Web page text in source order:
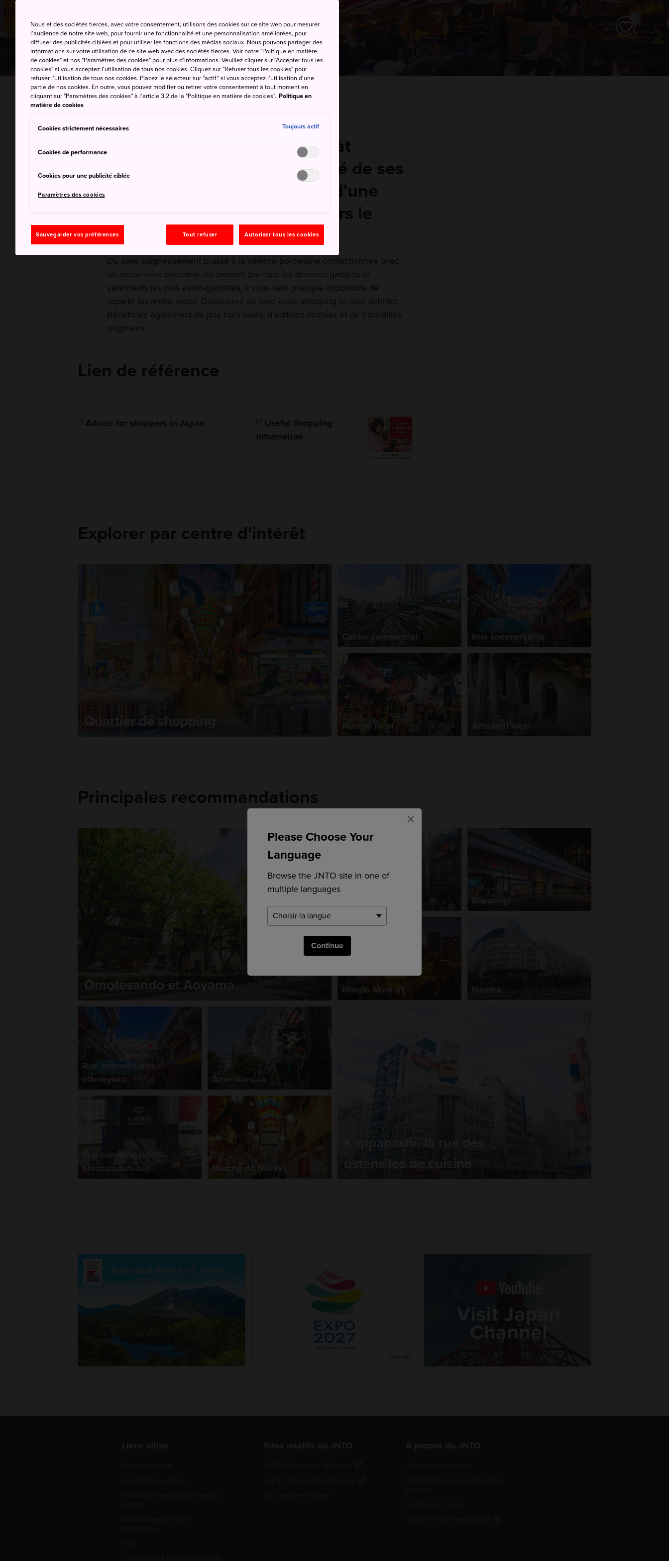
Please Choose Your
Language
Browse the JNTO site in one of
multiple languages
Continue
×
ACCUEIL À faire Shopping
La longue tradition d'artisanat
japonaise et la grande qualité de ses
produits leur a valu de jouir d'une
excellente réputation à travers le
monde
Du saké soigneusement brassé à la célèbre porcelaine confectionnée avec
un savoir-faire ancestral, en passant par tous les derniers gadgets et
vêtements les plus avant-gardistes, il vous sera presque impossible de
repartir les mains vides. Découvrez où faire votre shopping et quoi acheter.
Bénéficiez également de prix hors taxes, d'éditions limitées et de trouvailles
originales.
Lien de référence
Advice for shoppers in Japan
Useful Shopping
Information
Explorer par centre d'intérêt
Quartier de shopping
Centre commercial Rue commerçante
Marché local Artisanat local
Principales recommandations
Omotesando et Aoyama
Roppongi
Minato Mirai 21 Namba
Kappabashi, la rue des
ustensiles de cuisine
Rue commerçante
d'Ameyoko
Amerikamura
Rue commerçante
Shinsaibashi-suji
Marché de Nishiki
Nous et des sociétés tierces, avec votre consentement, utilisons des cookies sur ce site web pour mesurer
l'audience de notre site web, pour fournir une fonctionnalité et une personnalisation améliorées, pour
diffuser des publicités ciblées et pour utiliser les fonctions des médias sociaux. Nous pouvons partager des
informations sur votre utilisation de ce site web avec des sociétés tierces. Voir notre "Politique en matière
de cookies" et nos "Paramètres des cookies" pour plus d'informations. Veuillez cliquer sur "Accepter tous les
cookies" si vous acceptez l'utilisation de tous nos cookies. Cliquez sur "Refuser tous les cookies" pour
refuser l'utilisation de tous nos cookies. Placez le sélecteur sur "actif" si vous acceptez l'utilisation d'une
partie de nos cookies. En outre, vous pouvez modifier ou retirer votre consentement à tout moment en
cliquant sur "Paramètres des cookies" à l'article 3.2 de la "Politique en matière de cookies". Politique en
matière de cookies
Cookies strictement nécessaires Toujours actif
Cookies de performance
Cookies pour une publicité ciblée
Paramètres des cookies
Sauvegarder vos préférences Tout refuser Autoriser tous les cookies